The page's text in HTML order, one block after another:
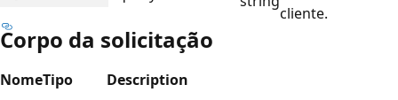
cliente.
Corpo da solicitação
NomeTipo
Description